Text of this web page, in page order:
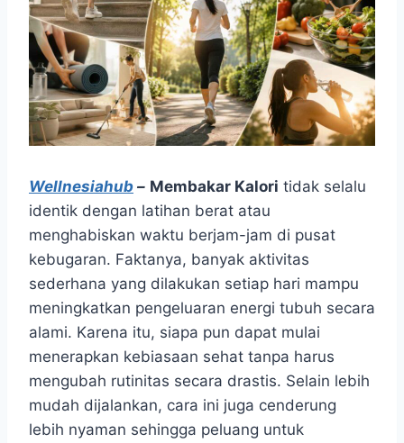
Wellnesiahub – Membakar Kalori tidak selalu
identik dengan latihan berat atau
menghabiskan waktu berjam-jam di pusat
kebugaran. Faktanya, banyak aktivitas
sederhana yang dilakukan setiap hari mampu
meningkatkan pengeluaran energi tubuh secara
alami. Karena itu, siapa pun dapat mulai
menerapkan kebiasaan sehat tanpa harus
mengubah rutinitas secara drastis. Selain lebih
mudah dijalankan, cara ini juga cenderung
lebih nyaman sehingga peluang untuk